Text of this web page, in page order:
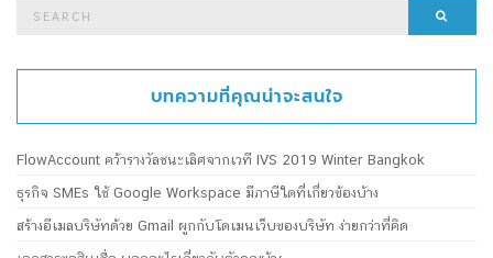
บทความที่คุณน่าจะสนใจ
FlowAccount คว้ารางวัลชนะเลิศจากเวที IVS 2019 Winter Bangkok
ธุรกิจ SMEs ใช้ Google Workspace มีภาษีใดที่เกี่ยวข้องบ้าง
สร้างอีเมลบริษัทด้วย Gmail ผูกกับโดเมนเว็บของบริษัท ง่ายกว่าที่คิด